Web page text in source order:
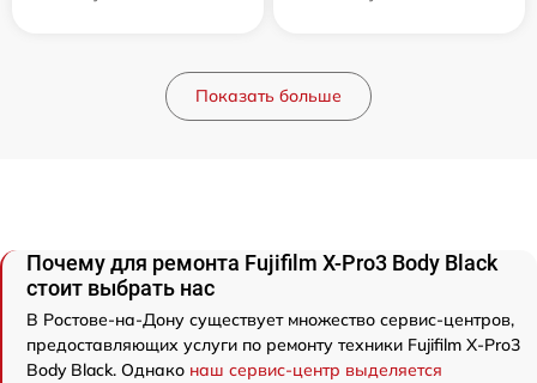
Показать больше
Почему для ремонта Fujifilm X-Pro3 Body Black
стоит выбрать нас
В Ростове-на-Дону существует множество сервис-центров,
предоставляющих услуги по ремонту техники Fujifilm X-Pro3
Body Black. Однако наш сервис-центр выделяется